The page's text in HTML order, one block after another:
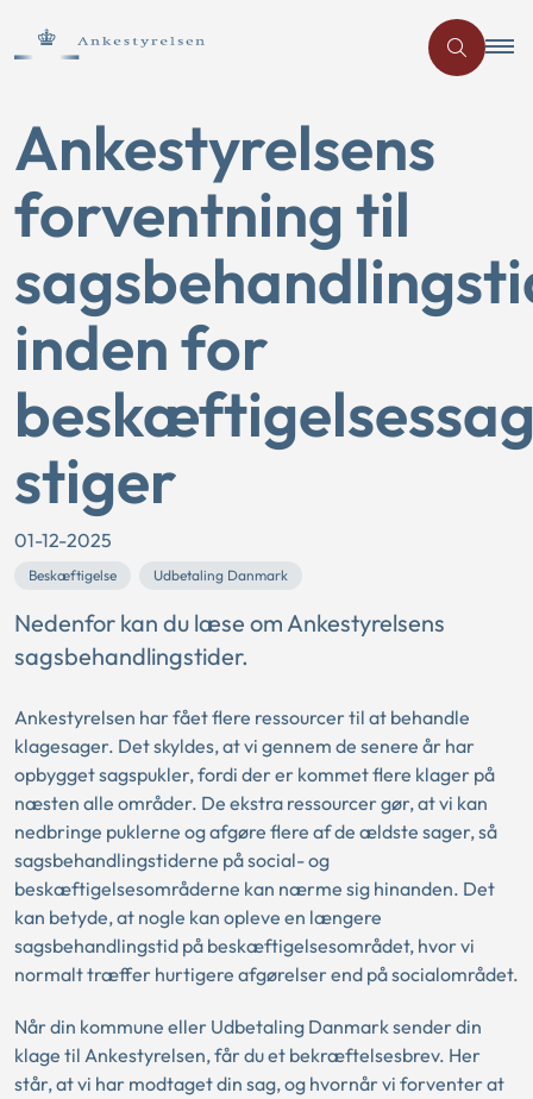
Ankestyrelsens
forventning til
inden for
stiger
01-12-2025
Beskæftigelse Udbetaling Danmark
Nedenfor kan du læse om Ankestyrelsens
sagsbehandlingstider.
Ankestyrelsen har fået flere ressourcer til at behandle
klagesager. Det skyldes, at vi gennem de senere år har
opbygget sagspukler, fordi der er kommet flere klager på
næsten alle områder. De ekstra ressourcer gør, at vi kan
nedbringe puklerne og afgøre flere af de ældste sager, så
sagsbehandlingstiderne på social- og
beskæftigelsesområderne kan nærme sig hinanden. Det
kan betyde, at nogle kan opleve en længere
sagsbehandlingstid på beskæftigelsesområdet, hvor vi
normalt træffer hurtigere afgørelser end på socialområdet.
Når din kommune eller Udbetaling Danmark sender din
klage til Ankestyrelsen, får du et bekræftelsesbrev. Her
står, at vi har modtaget din sag, og hvornår vi forventer at